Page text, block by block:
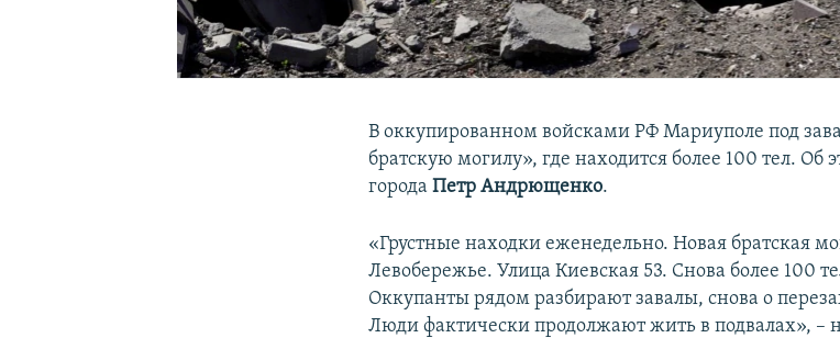
В оккупированном войсками РФ Мариуполе под
братскую могилу», где находится более 100 тел. Об
городаПетр Андрющенко.
«Грустные находки еженедельно. Новая братская
Левобережье. Улица Киевская 53. Снова более 100
Оккупанты рядом разбирают завалы, снова о
Люди фактически продолжают жить в подвалах», –